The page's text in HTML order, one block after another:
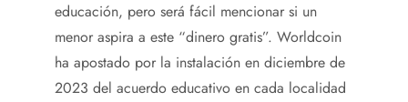
educación, pero será fácil mencionar si un
menor aspira a este “dinero gratis”. Worldcoin
ha apostado por la instalación en diciembre de
2023 del acuerdo educativo en cada localidad